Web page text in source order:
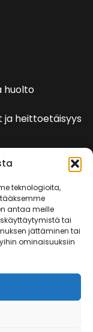
teknologioita,
antaa meille
tai
jättäminen tai
ominaisuuksiin
huolto
ja heittoetäisyys